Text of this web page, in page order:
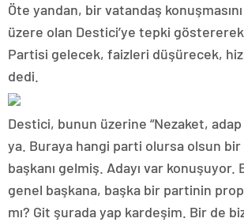
Öte yandan, bir vatandaş
üzere olan Destici’ye tepki
Partisi gelecek, faizleri düşürecek,
dedi.
Destici, bunun üzerine “Nezaket,
ya. Buraya hangi parti olursa olsun
başkanı gelmiş. Adayı var konuşuyor.
genel başkana, başka bir partinin
mı? Git şurada yap kardeşim. Bir de